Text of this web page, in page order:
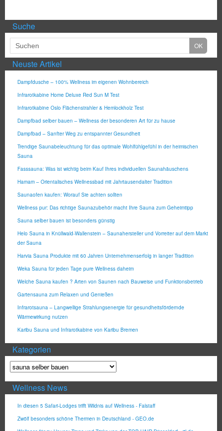
Suche
Neuste Artikel
Dampfdusche – 100% Wellness im eigenen Wohnbereich
Infrarotkabine Home Deluxe Red Sun M Test
Infrarotkabine Oslo Flächenstrahler & Hemlockholz Test
Dampfbad selber bauen – Wellness der besonderen Art für zu hause
Dampfbad – Sanfter Weg zu entspannter Gesundheit
Trendige Saunabeleuchtung für das optimale Wohlfühlgefühl in der heimischen
Sauna
Fasssauna: Was ist wichtig beim Kauf Ihres individuellen Saunahäuschens
Hamam – Orientalisches Wellnessbad mit Jahrtausendalter Tradition
Saunaofen kaufen: Worauf Sie achten sollten
Wellness pur: Das richtige Saunazubehör macht Ihre Sauna zum Geheimtipp
Sauna selber bauen ist besonders günstig
Helo Sauna in Knüllwald-Wallenstein – Saunahersteller und Vorreiter auf dem Markt
der Sauna
Harvia Sauna Produkte mit 60 Jahren Unternehmenserfolg in langer Tradition
Weka Sauna für jeden Tage pure Wellness daheim
Welche Sauna kaufen ? Arten von Saunen nach Bauweise und Funktionsbetrieb
Gartensauna zum Relaxen und Genießen
Infrarotsauna – Langwellige Strahlungsenergie für gesundheitsfördernde
Wärmewirkung nutzen
Karibu Sauna und Infrarotkabine von Karibu Bremen
Kategorien
Wellness News
In diesen 5 Safari-Lodges trifft Wildnis auf Wellness - Falstaff
Zwölf besonders schöne Thermen in Deutschland - GEO.de